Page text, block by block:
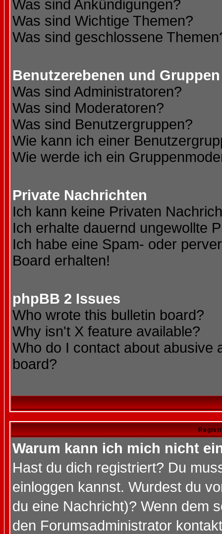
Was sind Ankündigungen?
Was sind Wichtige Themen?
Was sind geschlossene
Benutzerebenen und Gruppen
Was sind Administratoren?
Was sind Moderatoren?
Was sind Benutzergruppen?
Wie kann ich einer
Wie werde ich ein
Private Nachrichten
Ich kann keine Privaten
Ich erhalte dauernd ungewollte
Ich habe eine Spam- oder
Board erhalten!
phpBB 2 Issues
Who wrote this bulletin board?
Why isn't X feature available?
Who do I contact about abusive
board?
Warum kann ich mich nicht
Hast du dich registriert? Du
einloggen kannst. Wurdest du
du eine Nachricht)? Wenn dem
den Forumsadministrator